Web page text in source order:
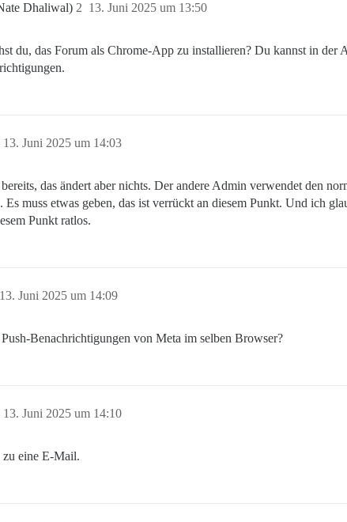
Dhaliwal) 13. Juni 2025 um 13:50
2
du, das Forum als Chrome-App zu installieren? Du kannst in der
13. Juni 2025 um 14:03
das ändert aber nichts. Der andere Admin verwendet den
Es muss etwas geben, das ist verrückt an diesem Punkt. Und ich
Punkt ratlos.
13. Juni 2025 um 14:09
Benachrichtigungen von Meta im selben Browser?
13. Juni 2025 um 14:10
eine E-Mail.